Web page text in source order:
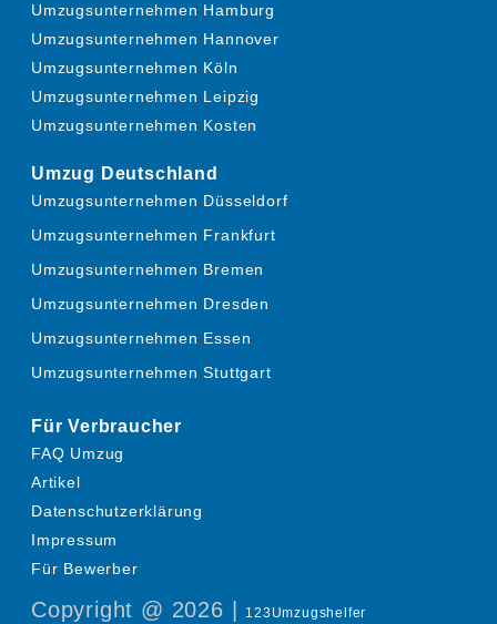
Umzugsunternehmen Hamburg
Umzugsunternehmen Hannover
Umzugsunternehmen Köln
Umzugsunternehmen Leipzig
Umzugsunternehmen Kosten
Umzug Deutschland
Umzugsunternehmen Düsseldorf
Umzugsunternehmen Frankfurt
Umzugsunternehmen Bremen
Umzugsunternehmen Dresden
Umzugsunternehmen Essen
Umzugsunternehmen Stuttgart
Für Verbraucher
FAQ Umzug
Artikel
Datenschutzerklärung
Impressum
Für Bewerber
Copyright @ 2026 | 123Umzugshelfer